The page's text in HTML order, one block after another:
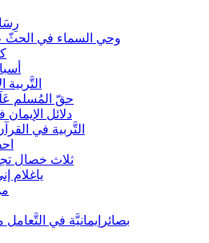
وحي السماء في الحثّ
التَّربية
حقّ المُسلم
دلائل
التَّربية في
ثلاث خصال
ياغلام
بصائرإيمانيَّة في